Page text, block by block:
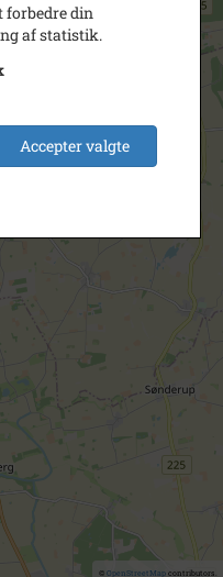
© OpenStreetMapcontributors.
forbedre din
af statistik.
Accepter valgte